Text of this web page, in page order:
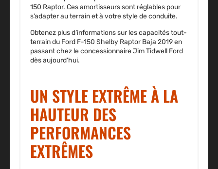
150 Raptor. Ces amortisseurs sont réglables pour
s’adapter au terrain et à votre style de conduite.
Obtenez plus d’informations sur les capacités tout-
terrain du Ford F-150 Shelby Raptor Baja 2019 en
passant chez le concessionnaire Jim Tidwell Ford
dès aujourd’hui.
UN STYLE EXTRÊME À LA
HAUTEUR DES
PERFORMANCES
EXTRÊMES